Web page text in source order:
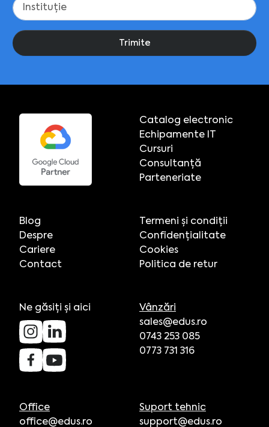
Trimite
Catalog electronic
Echipamente IT
Cursuri
Consultanță
Parteneriate
Blog
Despre
Cariere
Contact
Termeni și condiții
Confidențialitate
Cookies
Politica de retur
Ne găsiți și aici
Vânzări
sales@edus.ro
0743 253 085
0773 731 316
Office
office@edus.ro
Suport tehnic
support@edus.ro